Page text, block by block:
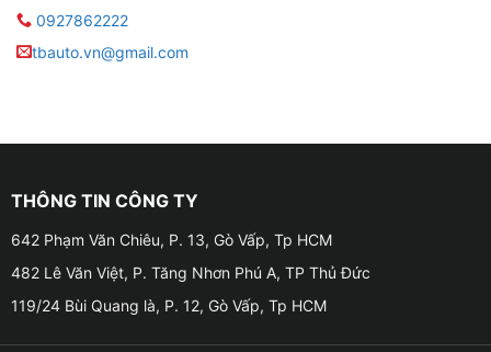
0927862222
tbauto.vn@gmail.com
THÔNG TIN CÔNG TY
642 Phạm Văn Chiêu, P. 13, Gò Vấp, Tp HCM
482 Lê Văn Việt, P. Tăng Nhơn Phú A, TP Thủ Đức
119/24 Bùi Quang là, P. 12, Gò Vấp, Tp HCM